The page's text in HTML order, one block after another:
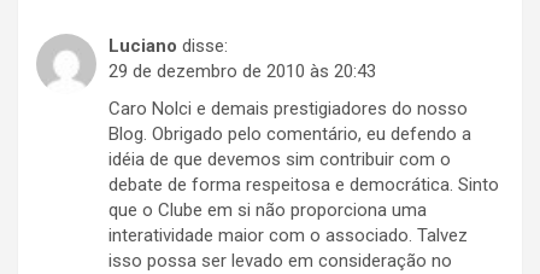
Luciano disse:
29 de dezembro de 2010 às 20:43
Caro Nolci e demais prestigiadores do nosso
Blog. Obrigado pelo comentário, eu defendo a
idéia de que devemos sim contribuir com o
debate de forma respeitosa e democrática. Sinto
que o Clube em si não proporciona uma
interatividade maior com o associado. Talvez
isso possa ser levado em consideração no